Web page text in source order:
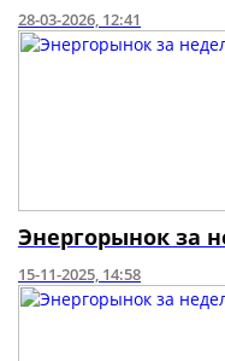
28-03-2026, 12:41
Энергорынок за
15-11-2025, 14:58